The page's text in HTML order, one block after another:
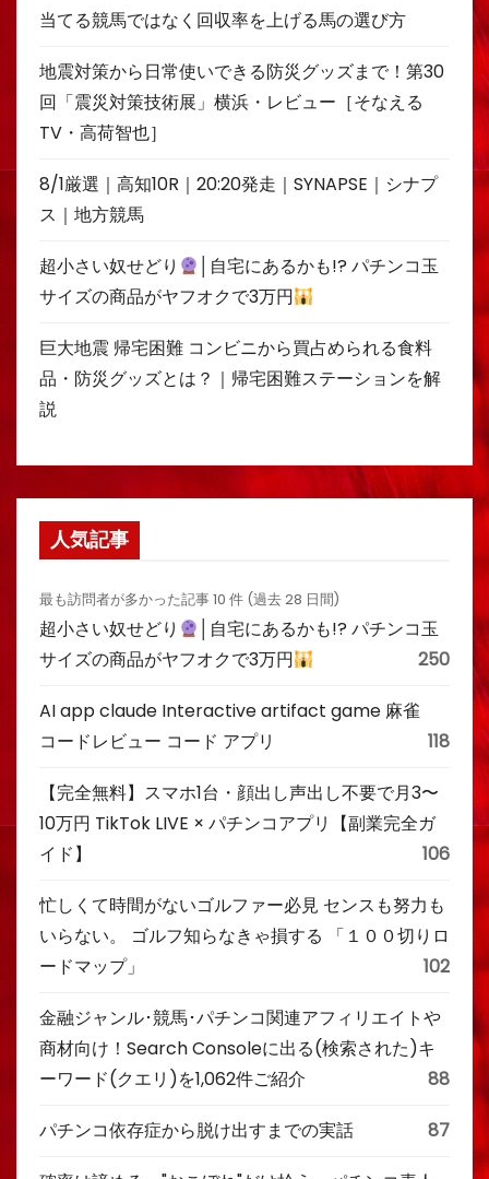
当てる競馬ではなく回収率を上げる馬の選び方
地震対策から日常使いできる防災グッズまで！第30
回「震災対策技術展」横浜・レビュー［そなえる
TV・高荷智也］
8/1厳選｜高知10R｜20:20発走｜SYNAPSE｜シナプ
ス｜地方競馬
超小さい奴せどり
│自宅にあるかも!? パチンコ玉
サイズの商品がヤフオクで3万円
巨大地震 帰宅困難 コンビニから買占められる食料
品・防災グッズとは？｜帰宅困難ステーションを解
説
人気記事
最も訪問者が多かった記事 10 件 (過去 28 日間)
超小さい奴せどり
│自宅にあるかも!? パチンコ玉
サイズの商品がヤフオクで3万円
250
AI app claude Interactive artifact game 麻雀
コードレビュー コード アプリ
118
【完全無料】スマホ1台・顔出し声出し不要で月3〜
10万円 TikTok LIVE × パチンコアプリ【副業完全ガ
イド】
106
忙しくて時間がないゴルファー必見 センスも努力も
いらない。 ゴルフ知らなきゃ損する 「１００切りロ
ードマップ」
102
金融ジャンル･競馬･パチンコ関連アフィリエイトや
商材向け！Search Consoleに出る(検索された)キ
ーワード(クエリ)を1,062件ご紹介
88
パチンコ依存症から脱け出すまでの実話 87